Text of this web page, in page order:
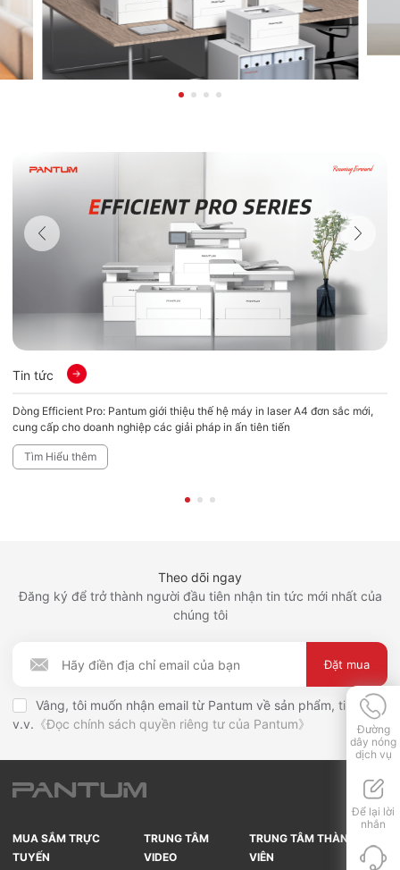
Tin tức
Dòng Efficient Pro: Pantum giới thiệu thế hệ máy in laser A4 đơn sắc mới,
cung cấp cho doanh nghiệp các giải pháp in ấn tiên tiến
Tìm Hiểu thêm
Theo dõi ngay
Đăng ký để trở thành người đầu tiên nhận tin tức mới nhất của
chúng tôi
Đặt mua
Vâng, tôi muốn nhận email từ Pantum về sản phẩm, tin tức,
v.v. 《Đọc chính sách quyền riêng tư của Pantum》
MUA SẮM TRỰC
TUYẾN
TRUNG TÂM
VIDEO
TRUNG TÂM THÀNH
VIÊN
Đường
dây nóng
dịch vụ
Để lại lời
nhắn